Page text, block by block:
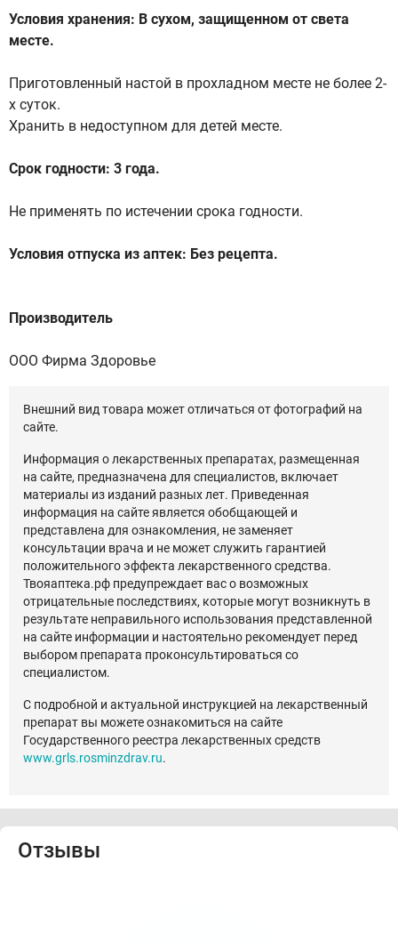
Условия хранения: В сухом, защищенном от света
месте.
Приготовленный настой в прохладном месте не более 2-
х суток.
Хранить в недоступном для детей месте.
Срок годности: 3 года.
Не применять по истечении срока годности.
Условия отпуска из аптек: Без рецепта.
Производитель
ООО Фирма Здоровье
Внешний вид товара может отличаться от фотографий на
сайте.
Информация о лекарственных препаратах, размещенная
на сайте, предназначена для специалистов, включает
материалы из изданий разных лет. Приведенная
информация на сайте является обобщающей и
представлена для ознакомления, не заменяет
консультации врача и не может служить гарантией
положительного эффекта лекарственного средства.
Твояаптека.рф предупреждает вас о возможных
отрицательные последствиях, которые могут возникнуть в
результате неправильного использования представленной
на сайте информации и настоятельно рекомендует перед
выбором препарата проконсультироваться со
специалистом.
С подробной и актуальной инструкцией на лекарственный
препарат вы можете ознакомиться на сайте
Государственного реестра лекарственных средств
www.grls.rosminzdrav.ru.
Отзывы